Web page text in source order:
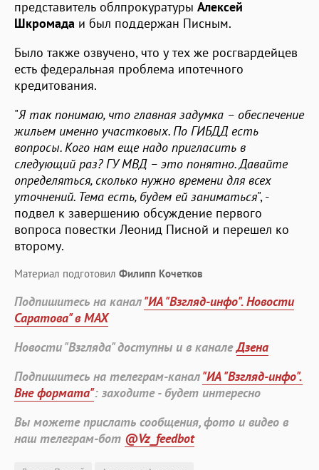
представитель облпрокуратуры Алексей
Шкромада и был поддержан Писным.
Было также озвучено, что у тех же росгвардейцев
есть федеральная проблема ипотечного
кредитования.
"Я так понимаю, что главная задумка – обеспечение
жильем именно участковых. По ГИБДД есть
вопросы. Кого нам еще надо пригласить в
следующий раз? ГУ МВД – это понятно. Давайте
определяться, сколько нужно времени для всех
уточнений. Тема есть, будем ей заниматься", -
подвел к завершению обсуждение первого
вопроса повестки Леонид Писной и перешел ко
второму.
Материал подготовил Филипп Кочетков
Подпишитесь на канал"ИА "Взгляд-инфо". Новости
Саратова" в MAX
Новости "Взгляда" доступны и в каналеДзена
Подпишитесь на телеграм-канал"ИА "Взгляд-инфо".
Вне формата": заходите - будет интересно
Вы можете прислать сообщения, фото и видео в
наш телеграм-бот @Vz_feedbot